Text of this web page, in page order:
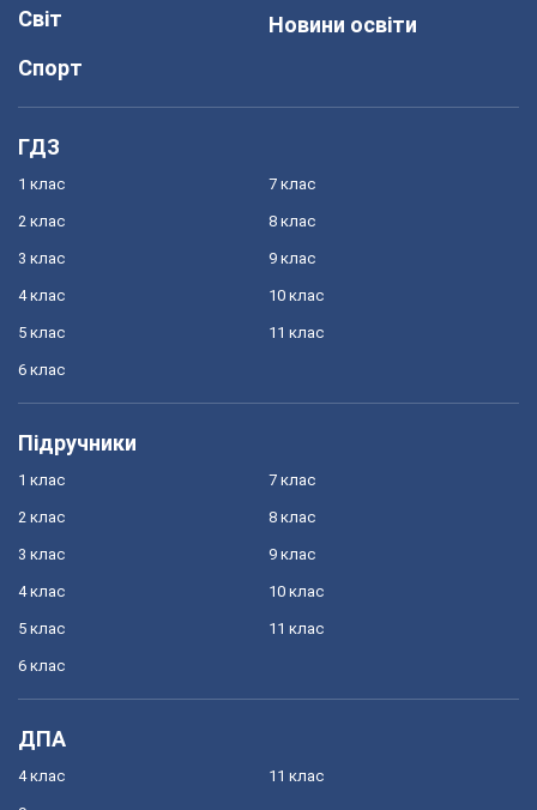
Світ
Спорт
Новини освіти
ГДЗ
1 клас
2 клас
3 клас
4 клас
5 клас
6 клас
7 клас
8 клас
9 клас
10 клас
11 клас
Підручники
1 клас
2 клас
3 клас
4 клас
5 клас
6 клас
7 клас
8 клас
9 клас
10 клас
11 клас
ДПА
4 клас 11 клас